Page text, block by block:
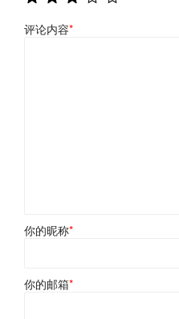
评论内容*
你的昵称*
你的邮箱*